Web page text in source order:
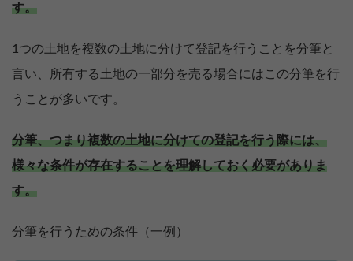
す。
1つの土地を複数の土地に分けて登記を行うことを分筆と
言い、所有する土地の一部分を売る場合にはこの分筆を行
うことが多いです。
分筆、つまり複数の土地に分けての登記を行う際には、
様々な条件が存在することを理解しておく必要がありま
す。
分筆を行うための条件（一例）